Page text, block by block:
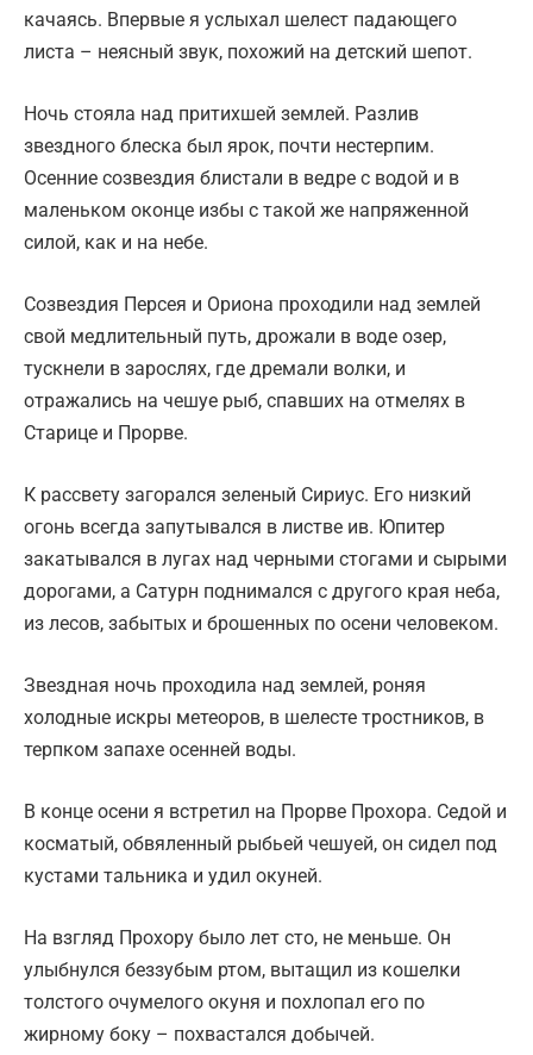
качаясь. Впервые я услыхал шелест падающего
листа – неясный звук, похожий на детский шепот.
Ночь стояла над притихшей землей. Разлив
звездного блеска был ярок, почти нестерпим.
Осенние созвездия блистали в ведре с водой и в
маленьком оконце избы с такой же напряженной
силой, как и на небе.
Созвездия Персея и Ориона проходили над землей
свой медлительный путь, дрожали в воде озер,
тускнели в зарослях, где дремали волки, и
отражались на чешуе рыб, спавших на отмелях в
Старице и Прорве.
К рассвету загорался зеленый Сириус. Его низкий
огонь всегда запутывался в листве ив. Юпитер
закатывался в лугах над черными стогами и сырыми
дорогами, а Сатурн поднимался с другого края неба,
из лесов, забытых и брошенных по осени человеком.
Звездная ночь проходила над землей, роняя
холодные искры метеоров, в шелесте тростников, в
терпком запахе осенней воды.
В конце осени я встретил на Прорве Прохора. Седой и
косматый, обвяленный рыбьей чешуей, он сидел под
кустами тальника и удил окуней.
На взгляд Прохору было лет сто, не меньше. Он
улыбнулся беззубым ртом, вытащил из кошелки
толстого очумелого окуня и похлопал его по
жирному боку – похвастался добычей.